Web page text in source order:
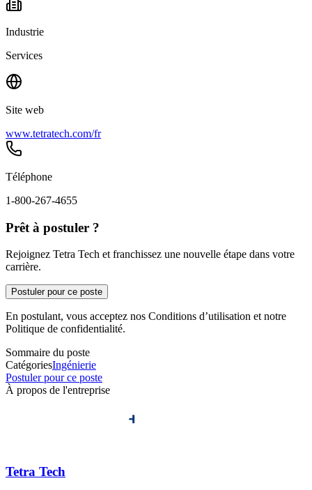
Industrie
Services
Site web
www.tetratech.com/fr
Téléphone
1-800-267-4655
Prêt à postuler ?
Rejoignez Tetra Tech et franchissez une nouvelle étape dans votre
carrière.
Postuler pour ce poste
En postulant, vous acceptez nos Conditions d’utilisation et notre
Politique de confidentialité.
Sommaire du poste
CatégoriesIngénierie
Postuler pour ce poste
À propos de l'entreprise
Tetra Tech